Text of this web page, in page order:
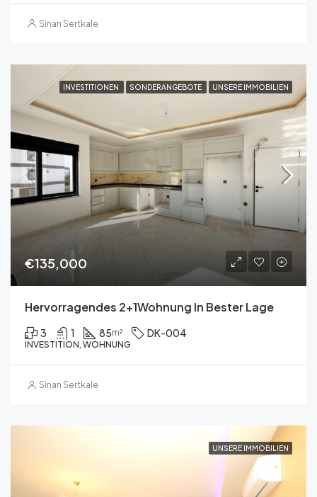
Sinan Sertkale
INVESTITIONEN SONDERANGEBOTE UNSERE IMMOBILIEN
€135,000
Hervorragendes 2+1Wohnung In Bester Lage
3 1 85m² DK-004
INVESTITION, WOHNUNG
Sinan Sertkale
UNSERE IMMOBILIEN